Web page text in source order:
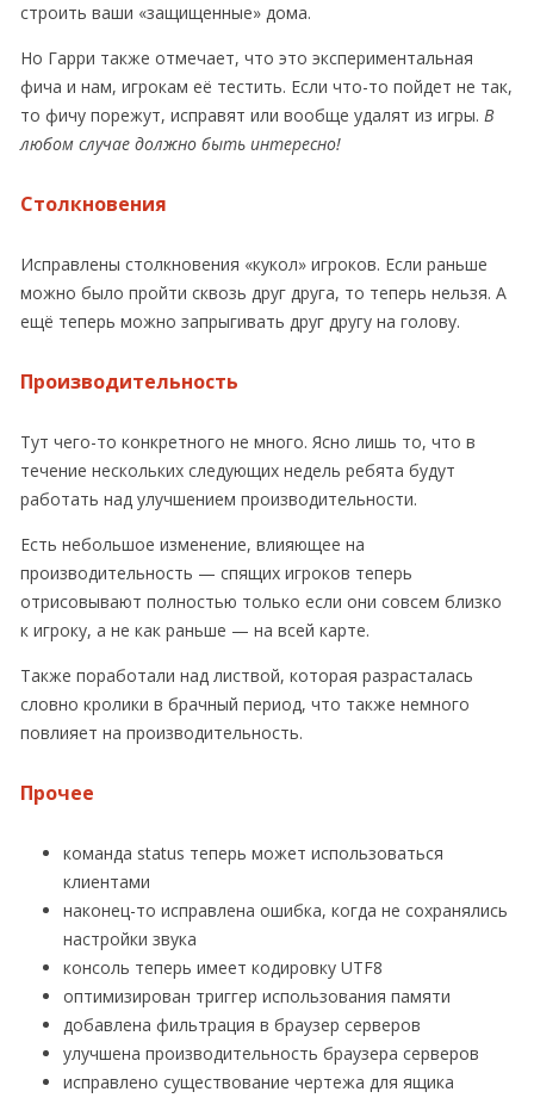
строить ваши «защищенные» дома.
Но Гарри также отмечает, что это экспериментальная
фича и нам, игрокам её тестить. Если что-то пойдет не так,
то фичу порежут, исправят или вообще удалят из игры. В
любом случае должно быть интересно!
Столкновения
Исправлены столкновения «кукол» игроков. Если раньше
можно было пройти сквозь друг друга, то теперь нельзя. А
ещё теперь можно запрыгивать друг другу на голову.
Производительность
Тут чего-то конкретного не много. Ясно лишь то, что в
течение нескольких следующих недель ребята будут
работать над улучшением производительности.
Есть небольшое изменение, влияющее на
производительность — спящих игроков теперь
отрисовывают полностью только если они совсем близко
к игроку, а не как раньше — на всей карте.
Также поработали над листвой, которая разрасталась
словно кролики в брачный период, что также немного
повлияет на производительность.
Прочее
команда status теперь может использоваться
клиентами
наконец-то исправлена ошибка, когда не сохранялись
настройки звука
консоль теперь имеет кодировку UTF8
оптимизирован триггер использования памяти
добавлена фильтрация в браузер серверов
улучшена производительность браузера серверов
исправлено существование чертежа для ящика